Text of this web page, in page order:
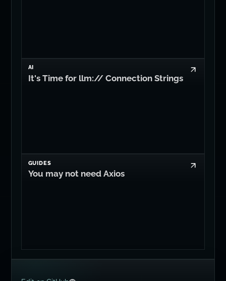
AI
It's Time for llm:// Connection Strings
GUIDES
You may not need Axios